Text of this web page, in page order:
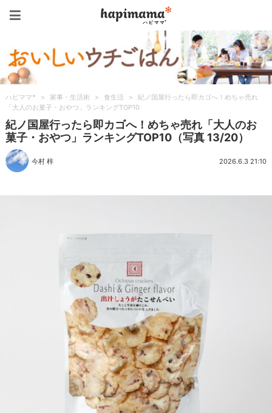
ハピママ* > 家事・生活術 > 食生活 >
紀ノ国屋行ったら即カゴへ！めちゃ売れ
「大人のお菓子・おやつ」ランキングTOP10
紀ノ国屋行ったら即カゴへ！めちゃ売れ「大人のお
菓子・おやつ」ランキングTOP10（写真 13/20）
今村 梓 2026.6.3 21:10